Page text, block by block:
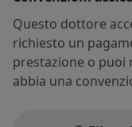
Questo dottore
richiesto un
prestazione o puoi
abbia una